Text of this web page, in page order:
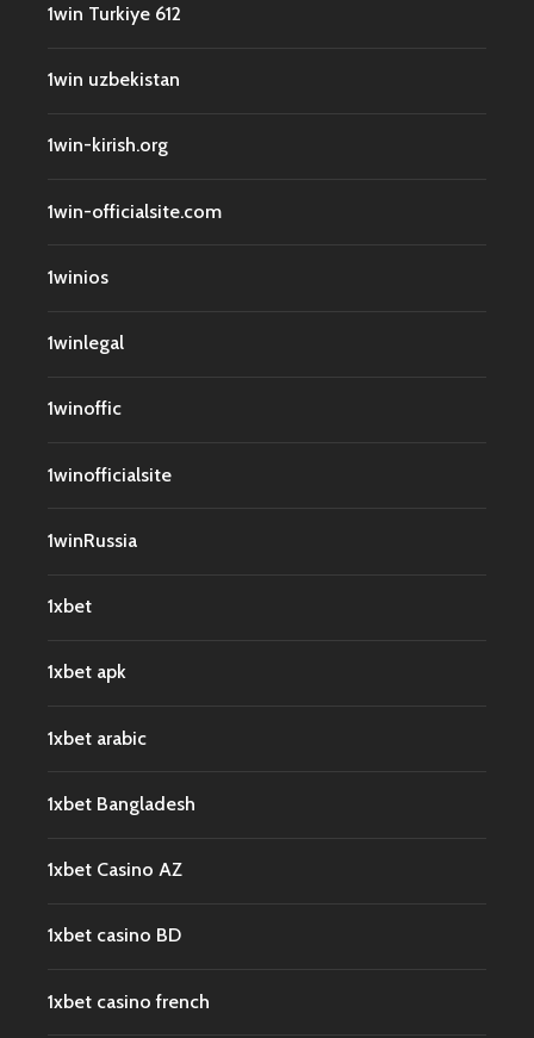
1win Turkiye 612
1win uzbekistan
1win-kirish.org
1win-officialsite.com
1winios
1winlegal
1winoffic
1winofficialsite
1winRussia
1xbet
1xbet apk
1xbet arabic
1xbet Bangladesh
1xbet Casino AZ
1xbet casino BD
1xbet casino french